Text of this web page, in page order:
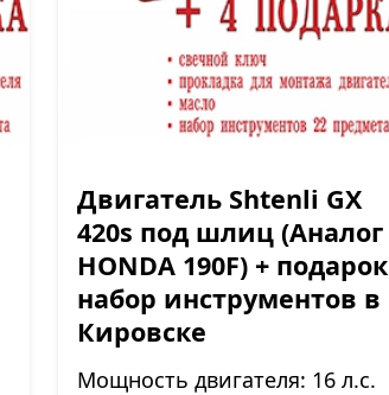
Двигатель Shtenli GX
420s под шлиц (Аналог
HONDA 190F) + подарок
набор инструментов в
Кировске
Мощность двигателя: 16 л.с.